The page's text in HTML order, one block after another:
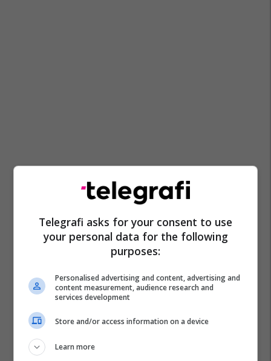
Telegrafi asks for your consent to use
your personal data for the following
purposes:
Personalised advertising and content, advertising and
content measurement, audience research and
services development
Store and/or access information on a device
Learn more